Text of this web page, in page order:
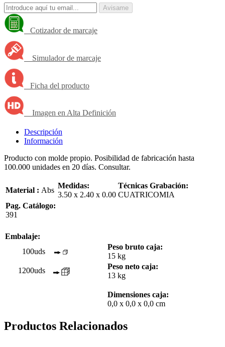
Avisame
Cotizador de marcaje
Simulador de marcaje
Ficha del producto
Imagen en Alta Definición
Descripción
Información
Producto con molde propio. Posibilidad de fabricación hasta
100.000 unidades en 20 días. Consultar.
Material : Abs
Medidas:
3.50 x 2.40 x 0.00
Técnicas Grabación:
CUATRICOMIA
Pag. Catálogo:
391
Embalaje:
100uds
Peso bruto caja:
15 kg
1200uds
Peso neto caja:
13 kg
Dimensiones caja:
0,0 x 0,0 x 0,0 cm
Productos Relacionados